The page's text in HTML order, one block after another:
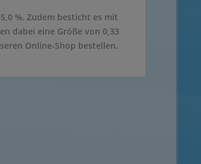
%. Zudem besticht es mit
dabei eine Größe von 0,33
Online-Shop bestellen.